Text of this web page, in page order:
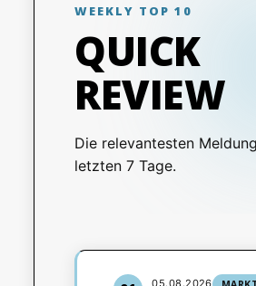
WEEKLY TOP 10
QUICK
REVIEW
Die relevantesten
letzten 7 Tage.